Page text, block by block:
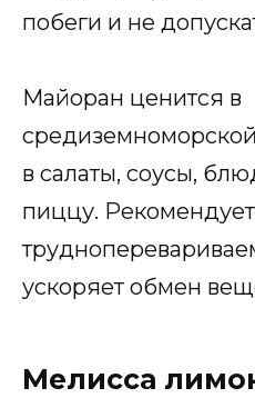
побеги и не
Майоран ценится в
в салаты, соусы,
пиццу.
ускоряет обмен
Мелисса